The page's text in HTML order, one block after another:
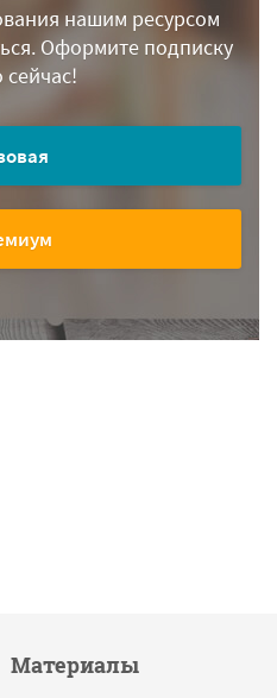
нашим ресурсом
Оформите подписку
Материалы